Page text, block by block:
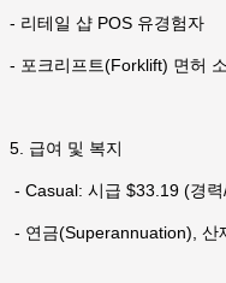
- 리테일 샵 POS 유경험자
- 포크리프트(Forklift) 면허
5. 급여 및 복지
- Casual: 시급 $33.19 (경
- 연금(Superannuation), 산